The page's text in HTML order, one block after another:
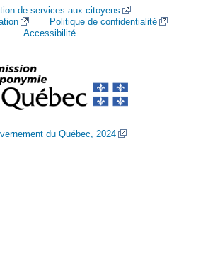
de services aux citoyens
Politique de confidentialité
Accessibilité
du Québec, 2024